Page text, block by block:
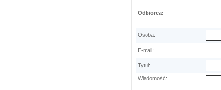
Odbiorca:
Osoba:
E-mail:
Tytuł:
Wiadomość: